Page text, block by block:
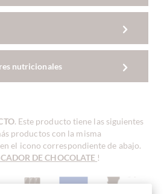
nutricionales
. Este producto tiene las siguientes
productos con la misma
el icono correspondiente de abajo.
DE CHOCOLATE !